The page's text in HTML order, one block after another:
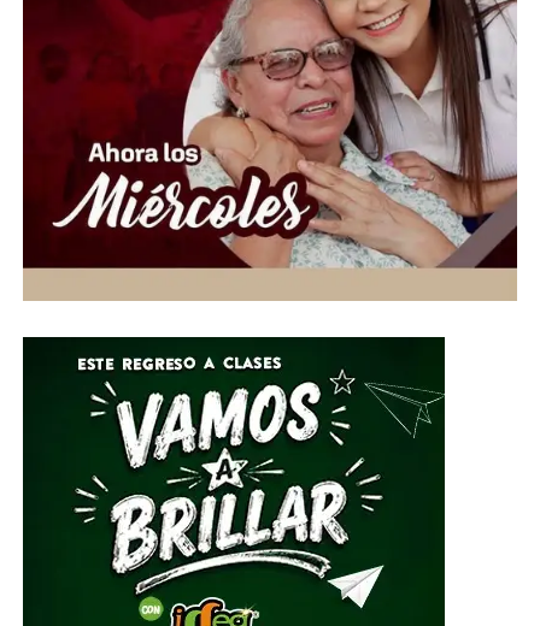
un problema de seguridad que el gobierno municipal no
puede seguir ignorando.